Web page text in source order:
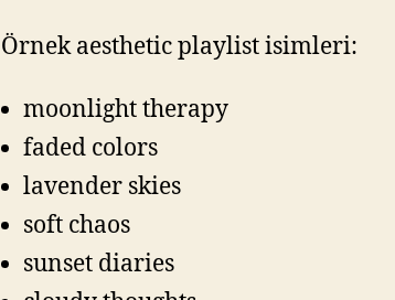
Örnek aesthetic playlist isimleri:
moonlight therapy
faded colors
lavender skies
soft chaos
sunset diaries